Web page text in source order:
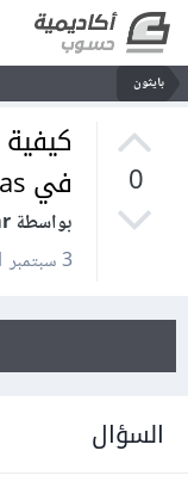
بايثون
0
في pandas
بواسطة Mohamed Elnemr
3 سبتمبر 2021
السؤال